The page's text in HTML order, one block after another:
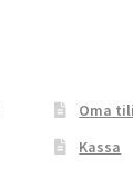
Oma tili
Kassa